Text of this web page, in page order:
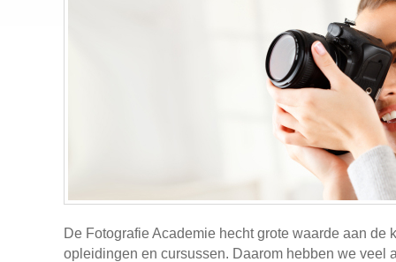
De Fotografie Academie hecht grote waarde aan de
opleidingen en cursussen. Daarom hebben we veel